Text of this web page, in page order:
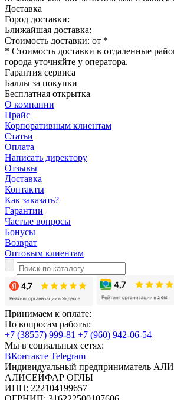
Доставка
Город доставки:
Ближайшая доставка:
Стоимость доставки: от *
* Стоимость доставки в отдаленные
города уточняйте у оператора.
Гарантия сервиса
Баллы за покупки
Бесплатная открытка
О компании
Прайс
Корпоративным клиентам
Статьи
Оплата
Написать директору
Отзывы
Доставка
Контакты
Как заказать?
Гарантии
Частые вопросы
Бонусы
Возврат
Оптовым клиентам
Принимаем к оплате:
По вопросам работы:
+7 (38557) 999-81 +7 (960) 942-06-54
Мы в социальных сетях:
ВКонтакте Telegram
Индивидуальный предприниматель
АЛИСЕЙФАР ОГЛЫ
ИНН: 222104199657